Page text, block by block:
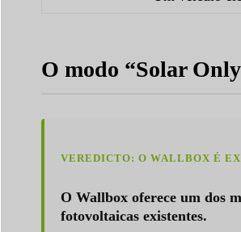
O modo “Solar
VEREDICTO: O WALLBOX É
O Wallbox oferece um dos
fotovoltaicas existentes.